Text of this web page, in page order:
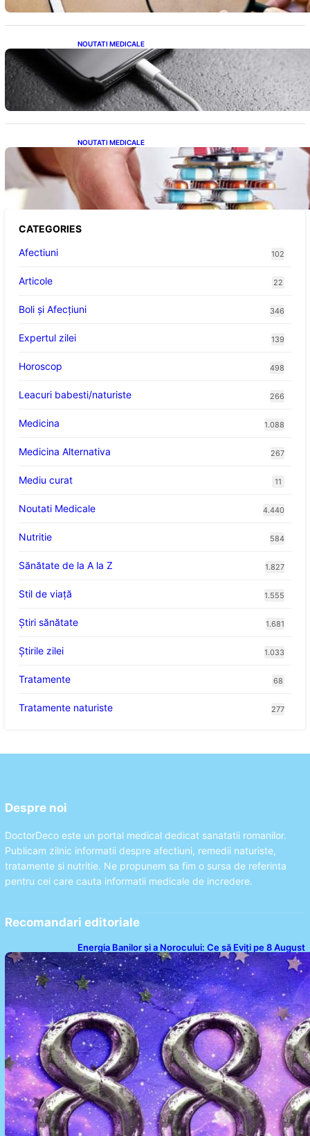
NOUTATI MEDICALE
Încărcarea Telefonului Pe Timp de Noapte:
Mituri, Realități și Impact Asupra Bateriei
NOUTATI MEDICALE
Criza Medicamentelor pentru Tulburări
Digestive: Ce Înseamnă Suspendarea Colebil
și Panzcebil pentru Pacienți
CATEGORIES
Afectiuni
102
Articole 22
Boli și Afecțiuni 346
Expertul zilei 139
Horoscop 498
Leacuri babesti/naturiste 266
Medicina 1.088
Medicina Alternativa 267
Mediu curat 11
Noutati Medicale 4.440
Nutritie 584
Sănătate de la A la Z 1.827
Stil de viaţă 1.555
Ştiri sănătate 1.681
Știrile zilei 1.033
Tratamente 68
Tratamente naturiste 277
Despre noi
DoctorDeco este un portal medical dedicat sanatatii romanilor.
Publicam zilnic informatii despre afectiuni, remedii naturiste,
tratamente si nutritie. Ne propunem sa fim o sursa de referinta
pentru cei care cauta informatii medicale de incredere.
Recomandari editoriale
Energia Banilor și a Norocului: Ce să Eviți pe 8 August
pentru a Nu Bloca Fluxul Prosperității